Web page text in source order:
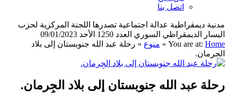
اتصل بنا
مدنية ديمقراطية عدالة اجتماعية تصدرها اللجنة المركزية لحزب
اليسار الديمقراطي السوري العدد 1250 الأحد 09/01/2023
You are at: Home
» منوع » رحلة عبد الله جنوبستان إلى بلاد
الجِرمان.
رحلة عبد الله جنوبستان إلى بلاد الجِرمان.